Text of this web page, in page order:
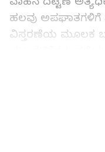
ಹಲವು ಅಪಘಾತಗಳಿಗೆ
ವಿಸ್ತರಣೆಯ ಮೂಲಕ